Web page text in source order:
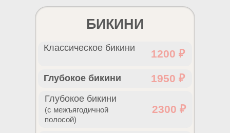
2300 ₽
(с межъягодичной
полосой)
Глубокое бикини
1950 ₽
Глубокое бикини
1200 ₽
Классическое бикини
БИКИНИ